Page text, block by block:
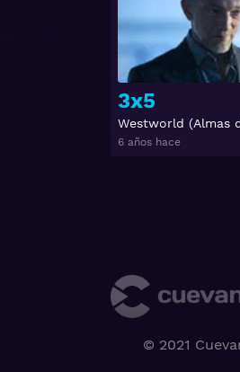
3x5
Westworld (Almas
6 años hace
© 2021